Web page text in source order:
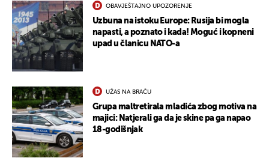
OBAVJEŠTAJNO UPOZORENJE
Uzbuna na istoku Europe: Rusija bi mogla
napasti, a poznato i kada! Moguć i kopneni
upad u članicu NATO-a
UŽAS NA BRAČU
Grupa maltretirala mladića zbog motiva na
majici: Natjerali ga da je skine pa ga napao
18-godišnjak
UKLJUČITE NOTIFIKACIJE